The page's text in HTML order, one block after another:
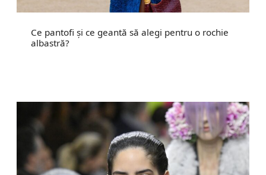
Ce pantofi și ce geantă să alegi pentru o rochie
albastră?